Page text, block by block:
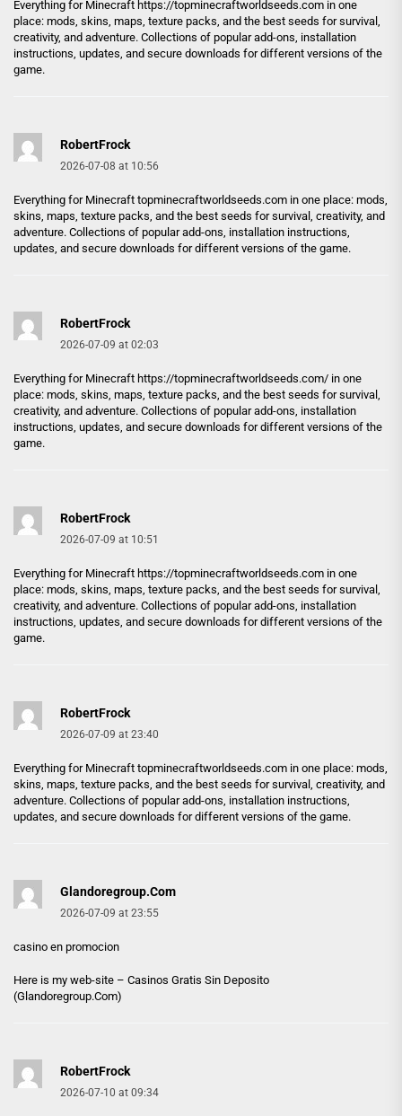
Everything for Minecraft https://topminecraftworldseeds.com in one
place: mods, skins, maps, texture packs, and the best seeds for survival,
creativity, and adventure. Collections of popular add-ons, installation
instructions, updates, and secure downloads for different versions of the
game.
RobertFrock
2026-07-08 at 10:56
Everything for Minecraft topminecraftworldseeds.com in one place: mods,
skins, maps, texture packs, and the best seeds for survival, creativity, and
adventure. Collections of popular add-ons, installation instructions,
updates, and secure downloads for different versions of the game.
RobertFrock
2026-07-09 at 02:03
Everything for Minecraft https://topminecraftworldseeds.com/ in one
place: mods, skins, maps, texture packs, and the best seeds for survival,
creativity, and adventure. Collections of popular add-ons, installation
instructions, updates, and secure downloads for different versions of the
game.
RobertFrock
2026-07-09 at 10:51
Everything for Minecraft https://topminecraftworldseeds.com in one
place: mods, skins, maps, texture packs, and the best seeds for survival,
creativity, and adventure. Collections of popular add-ons, installation
instructions, updates, and secure downloads for different versions of the
game.
RobertFrock
2026-07-09 at 23:40
Everything for Minecraft topminecraftworldseeds.com in one place: mods,
skins, maps, texture packs, and the best seeds for survival, creativity, and
adventure. Collections of popular add-ons, installation instructions,
updates, and secure downloads for different versions of the game.
Glandoregroup.Com
2026-07-09 at 23:55
casino en promocion
Here is my web-site – Casinos Gratis Sin Deposito
(Glandoregroup.Com)
RobertFrock
2026-07-10 at 09:34